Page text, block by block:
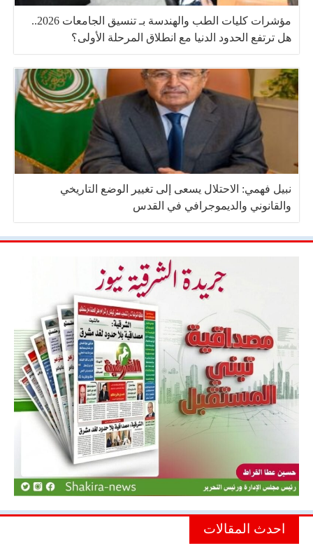
مؤشرات كليات الطب والهندسة بـ تنسيق الجامعات 2026..
هل ترتفع الحدود الدنيا مع انطلاق المرحلة الأولى؟
نبيل فهمي: الاحتلال يسعى إلى تغيير الوضع التاريخي
والقانوني والديموجرافي في القدس
احدث المقالات